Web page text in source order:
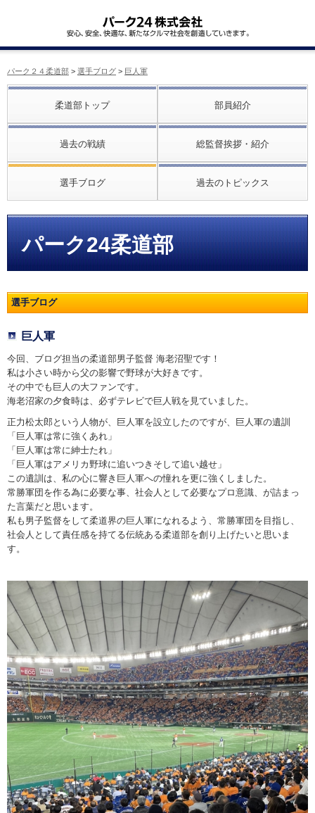
パーク２４柔道部 > 選手ブログ > 巨人軍
柔道部トップ 部員紹介
過去の戦績 総監督挨拶・紹介
選手ブログ 過去のトピックス
パーク24柔道部
選手ブログ
巨人軍
今回、ブログ担当の柔道部男子監督 海老沼聖です！
私は小さい時から父の影響で野球が大好きです。
その中でも巨人の大ファンです。
海老沼家の夕食時は、必ずテレビで巨人戦を見ていました。
正力松太郎という人物が、巨人軍を設立したのですが、巨人軍の遺訓
「巨人軍は常に強くあれ」
「巨人軍は常に紳士たれ」
「巨人軍はアメリカ野球に追いつきそして追い越せ」
この遺訓は、私の心に響き巨人軍への憧れを更に強くしました。
常勝軍団を作る為に必要な事、社会人として必要なプロ意識、が詰まっ
た言葉だと思います。
私も男子監督をして柔道界の巨人軍になれるよう、常勝軍団を目指し、
社会人として責任感を持てる伝統ある柔道部を創り上げたいと思いま
す。